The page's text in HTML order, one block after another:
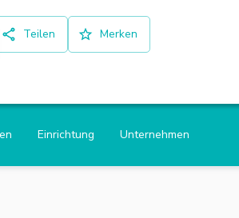
Teilen Merken
Einrichtung Unternehmen